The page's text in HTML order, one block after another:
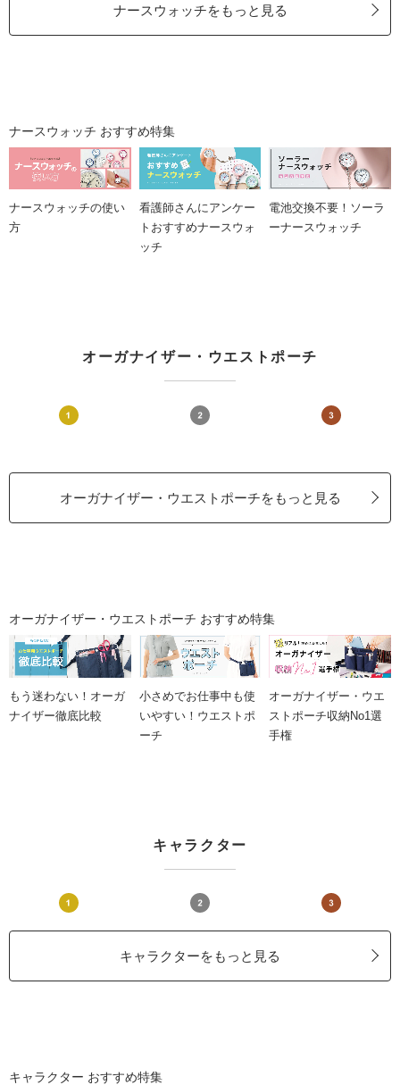
ナースウォッチをもっと見る
ナースウォッチ おすすめ特集
ナースウォッチの使い
方
看護師さんにアンケー
トおすすめナースウォ
ッチ
電池交換不要！ソーラ
ーナースウォッチ
オーガナイザー・ウエストポーチ
オーガナイザー・ウエストポーチをもっと見る
オーガナイザー・ウエストポーチ おすすめ特集
もう迷わない！オーガ
ナイザー徹底比較
小さめでお仕事中も使
いやすい！ウエストポ
ーチ
オーガナイザー・ウエ
ストポーチ収納No1選
手権
キャラクター
キャラクターをもっと見る
キャラクター おすすめ特集